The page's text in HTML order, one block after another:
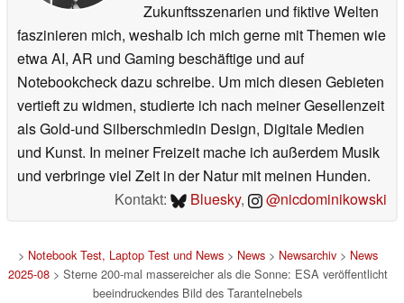
Zukunftsszenarien und fiktive Welten
faszinieren mich, weshalb ich mich gerne mit Themen wie
etwa AI, AR und Gaming beschäftige und auf
Notebookcheck dazu schreibe. Um mich diesen Gebieten
vertieft zu widmen, studierte ich nach meiner Gesellenzeit
als Gold-und Silberschmiedin Design, Digitale Medien
und Kunst. In meiner Freizeit mache ich außerdem Musik
und verbringe viel Zeit in der Natur mit meinen Hunden.
Kontakt:
Bluesky, @nicdominikowski
> Notebook Test, Laptop Test und News> News> Newsarchiv> News
2025-08> Sterne 200-mal massereicher als die Sonne: ESA veröffentlicht
beeindruckendes Bild des Tarantelnebels